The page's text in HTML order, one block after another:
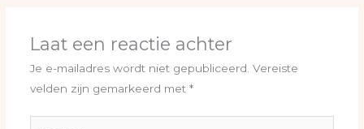
Laat een reactie achter
Je e-mailadres wordt niet gepubliceerd. Vereiste
velden zijn gemarkeerd met *